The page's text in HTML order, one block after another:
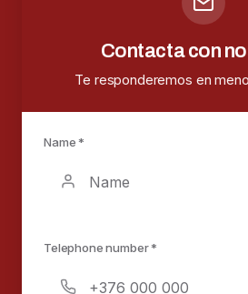
Contacta con
Te responderemos en
Name *
Telephone number *